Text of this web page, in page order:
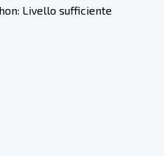
Livello sufficiente